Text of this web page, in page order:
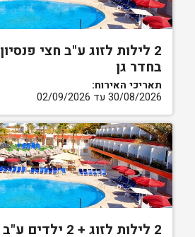
2 לילות לזוג ע"ב חצי פנסיון
בחדר גן
תאריכי האירוח:
30/08/2026 עד 02/09/2026
2 לילות לזוג + 2 ילדים ע"ב